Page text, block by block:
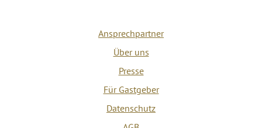
Ansprechpartner
Über uns
Presse
Für Gastgeber
Datenschutz